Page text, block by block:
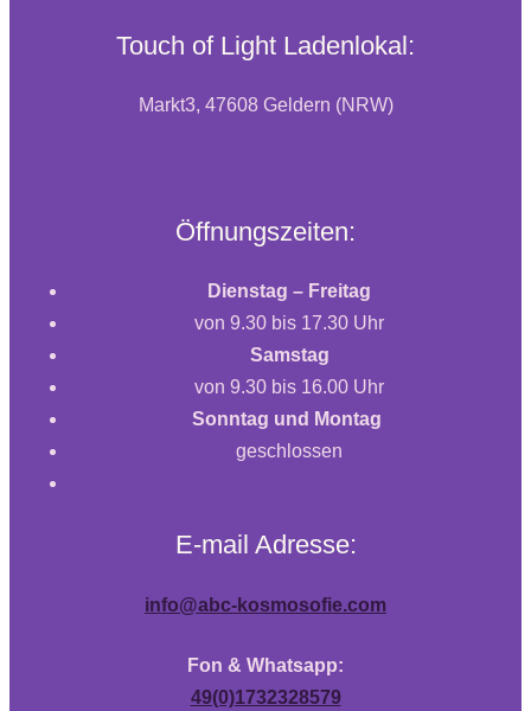
Touch of Light Ladenlokal:
Markt3, 47608 Geldern (NRW)
Öffnungszeiten:
Dienstag – Freitag
von 9.30 bis 17.30 Uhr
Samstag
von 9.30 bis 16.00 Uhr
Sonntag und Montag
geschlossen
E-mail Adresse:
info@abc-kosmosofie.com
Fon & Whatsapp:
49(0)1732328579